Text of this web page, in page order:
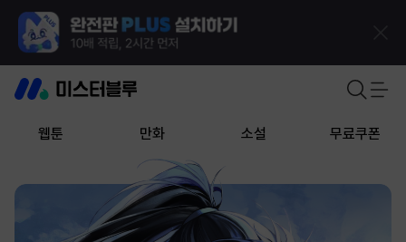
웹툰 만화 소설 무료쿠폰